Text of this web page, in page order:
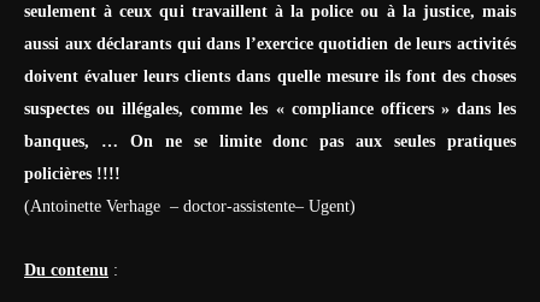
seulement à ceux qui travaillent à la police ou à la justice, mais
aussi aux déclarants qui dans l’exercice quotidien de leurs activités
doivent évaluer leurs clients dans quelle mesure ils font des choses
suspectes ou illégales, comme les « compliance officers » dans les
banques, … On ne se limite donc pas aux seules pratiques
policières !!!!
(Antoinette Verhage – doctor-assistente– Ugent)
Du contenu :